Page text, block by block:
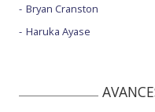
Bryan Cranston
Haruka Ayase